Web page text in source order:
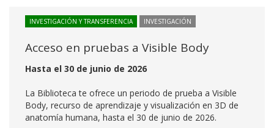
INVESTIGACIÓN Y TRANSFERENCIA INVESTIGACIÓN
Acceso en pruebas a Visible Body
Hasta el 30 de junio de 2026
La Biblioteca te ofrece un periodo de prueba a Visible
Body, recurso de aprendizaje y visualización en 3D de
anatomía humana, hasta el 30 de junio de 2026.